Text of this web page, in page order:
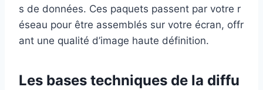
s de données. Ces paquets passent par votre r
éseau pour être assemblés sur votre écran, offr
ant une qualité d’image haute définition.
Les bases techniques de la diffu